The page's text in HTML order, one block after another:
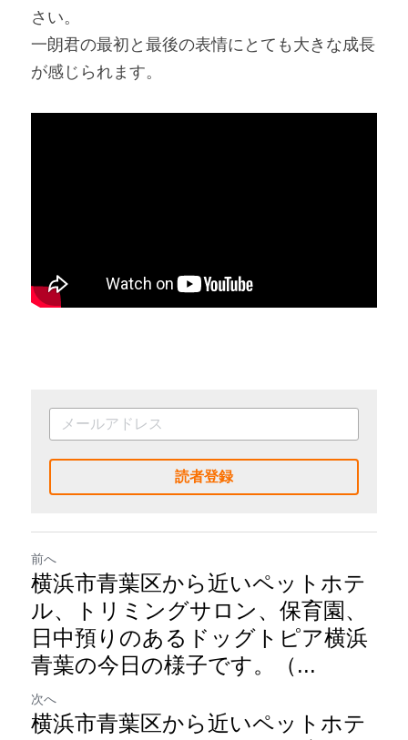
さい。
一朗君の最初と最後の表情にとても大きな成長
が感じられます。
読者登録
前へ
横浜市青葉区から近いペットホテ
ル、トリミングサロン、保育園、
日中預りのあるドッグトピア横浜
青葉の今日の様子です。（...
次へ
横浜市青葉区から近いペットホテ